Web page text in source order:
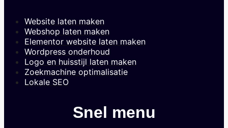
Website laten maken
Webshop laten maken
Elementor website laten maken
Wordpress onderhoud
Logo en huisstijl laten maken
Zoekmachine optimalisatie
Lokale SEO
Snel menu